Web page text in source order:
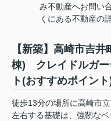
み不動産へお問い
くにある不動産の
【新築】高崎市吉
棟) クレイドルガ
ト(おすすめポイント
徒歩13分の場所に高崎市
左右する基礎は、強靭な